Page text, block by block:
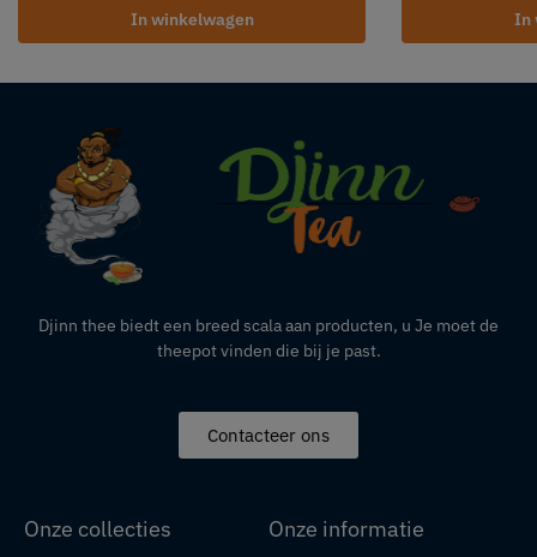
In winkelwagen In
Djinn thee biedt een breed scala aan producten, u Je moet de
theepot vinden die bij je past.
Contacteer ons
Onze collecties Onze informatie